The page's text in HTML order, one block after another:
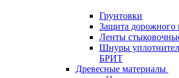
Грунтовки
Защита дорожного
Ленты
Шнуры
БРИТ
Древесные материалы